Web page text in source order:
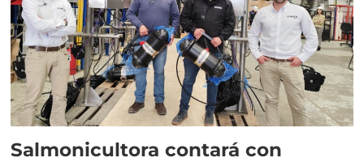
Salmonicultora contará con